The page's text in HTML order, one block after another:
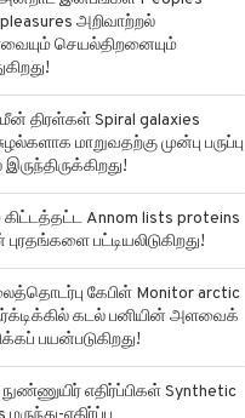
இன்பங்கள் Peoples
அறிவாற்றல்
செயல்திறனையும்
திரள்கள் Spiral galaxies
மாறுவதற்கு முன்பு பருப்பு
இருந்திருக்கிறது!
Annom lists proteins
புரதங்களை பட்டியலிடுகிறது!
கேபிள் Monitor arctic
கடல் பனியின் அளவைக்
பயன்படுகிறது!
எதிர்ப்பிகள் Synthetic